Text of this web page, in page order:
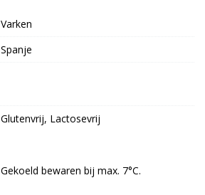
Varken
Spanje
Glutenvrij, Lactosevrij
Gekoeld bewaren bij max. 7°C.